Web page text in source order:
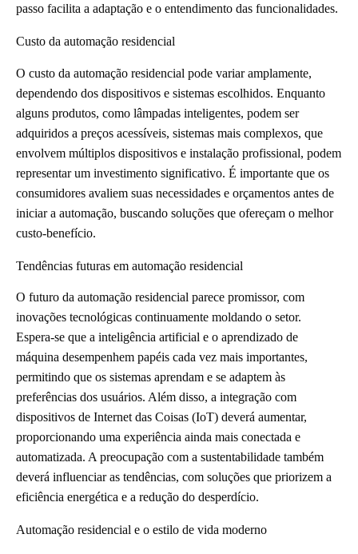
passo facilita a adaptação e o entendimento das funcionalidades.
Custo da automação residencial
O custo da automação residencial pode variar amplamente,
dependendo dos dispositivos e sistemas escolhidos. Enquanto
alguns produtos, como lâmpadas inteligentes, podem ser
adquiridos a preços acessíveis, sistemas mais complexos, que
envolvem múltiplos dispositivos e instalação profissional, podem
representar um investimento significativo. É importante que os
consumidores avaliem suas necessidades e orçamentos antes de
iniciar a automação, buscando soluções que ofereçam o melhor
custo-benefício.
Tendências futuras em automação residencial
O futuro da automação residencial parece promissor, com
inovações tecnológicas continuamente moldando o setor.
Espera-se que a inteligência artificial e o aprendizado de
máquina desempenhem papéis cada vez mais importantes,
permitindo que os sistemas aprendam e se adaptem às
preferências dos usuários. Além disso, a integração com
dispositivos de Internet das Coisas (IoT) deverá aumentar,
proporcionando uma experiência ainda mais conectada e
automatizada. A preocupação com a sustentabilidade também
deverá influenciar as tendências, com soluções que priorizem a
eficiência energética e a redução do desperdício.
Automação residencial e o estilo de vida moderno